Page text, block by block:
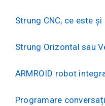
Strung CNC, ce este
Strung Orizontal sau
ARMROID robot
Programare